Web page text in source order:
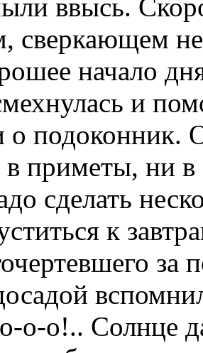
ввысь.
сверкающем
начало
и
о подоконник.
приметы, ни в
сделать
к
за
о-о!.. Солнце